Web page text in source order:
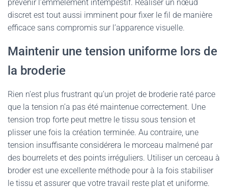
prévenir l’emmêlement intempestif. Réaliser un nœud
discret est tout aussi imminent pour fixer le fil de manière
efficace sans compromis sur l’apparence visuelle.
Maintenir une tension uniforme lors de
la broderie
Rien n’est plus frustrant qu’un projet de broderie raté parce
que la tension n’a pas été maintenue correctement. Une
tension trop forte peut mettre le tissu sous tension et
plisser une fois la création terminée. Au contraire, une
tension insuffisante considérera le morceau malmené par
des bourrelets et des points irréguliers. Utiliser un cerceau à
broder est une excellente méthode pour à la fois stabiliser
le tissu et assurer que votre travail reste plat et uniforme.